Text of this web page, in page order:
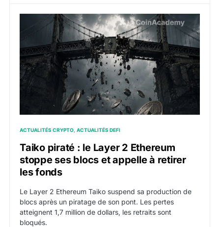
Taiko piraté : le Layer 2 Ethereum stoppe ses blocs
ACTUALITÉS CRYPTO ACTUALITÉS DEFI
Taiko piraté : le Layer 2 Ethereum
stoppe ses blocs et appelle à retirer
les fonds
Le Layer 2 Ethereum Taiko suspend sa production de
blocs après un piratage de son pont. Les pertes
atteignent 1,7 million de dollars, les retraits sont
bloqués.